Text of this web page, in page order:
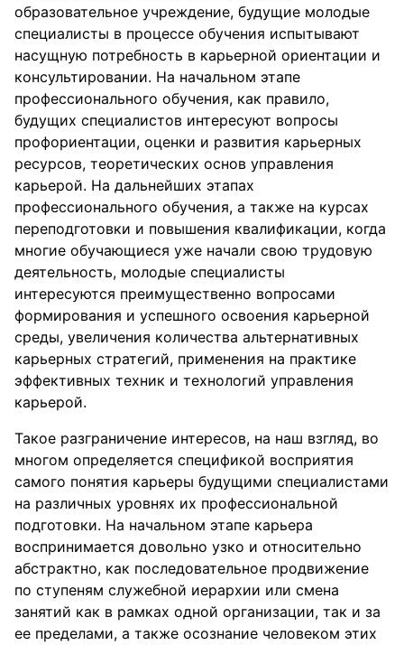
образовательное учреждение, будущие молодые
специалисты в процессе обучения испытывают
насущную потребность в карьерной ориентации и
консультировании. На начальном этапе
профессионального обучения, как правило,
будущих специалистов интересуют вопросы
профориентации, оценки и развития карьерных
ресурсов, теоретических основ управления
карьерой. На дальнейших этапах
профессионального обучения, а также на курсах
переподготовки и повышения квалификации, когда
многие обучающиеся уже начали свою трудовую
деятельность, молодые специалисты
интересуются преимущественно вопросами
формирования и успешного освоения карьерной
среды, увеличения количества альтернативных
карьерных стратегий, применения на практике
эффективных техник и технологий управления
карьерой.
Такое разграничение интересов, на наш взгляд, во
многом определяется спецификой восприятия
самого понятия карьеры будущими специалистами
на различных уровнях их профессиональной
подготовки. На начальном этапе карьера
воспринимается довольно узко и относительно
абстрактно, как последовательное продвижение
по ступеням служебной иерархии или смена
занятий как в рамках одной организации, так и за
ее пределами, а также осознание человеком этих